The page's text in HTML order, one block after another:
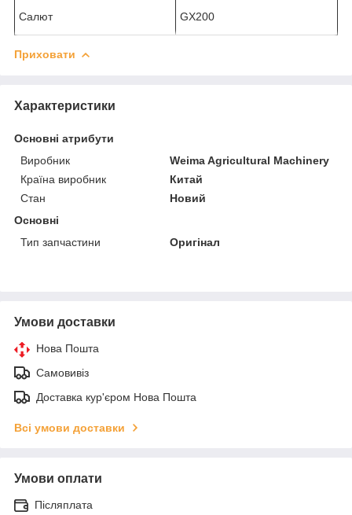
Салют GX200
Приховати
Характеристики
Основні атрибути
Виробник
Weima Agricultural Machinery
Країна виробник
Китай
Стан
Новий
Основні
Тип запчастини
Оригінал
Умови доставки
Нова Пошта
Самовивіз
Доставка кур'єром Нова Пошта
Всі умови доставки
Умови оплати
Післяплата